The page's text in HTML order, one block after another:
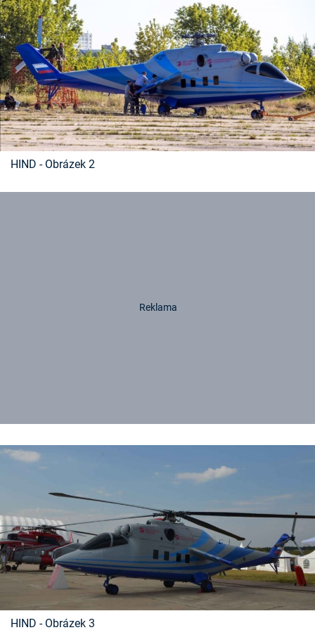
Časopis
Sledujte prima+
Přihlášení
Sledujte nás
HIND - Obrázek 2
HIND - Obrázek 3